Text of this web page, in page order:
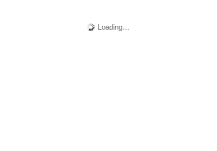
Loading…